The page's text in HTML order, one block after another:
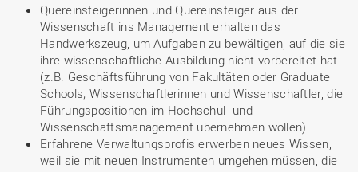
Quereinsteigerinnen und Quereinsteiger aus der
Wissenschaft ins Management erhalten das
Handwerkszeug, um Aufgaben zu bewältigen, auf die sie
ihre wissenschaftliche Ausbildung nicht vorbereitet hat
(z.B. Geschäftsführung von Fakultäten oder Graduate
Schools; Wissenschaftlerinnen und Wissenschaftler, die
Führungspositionen im Hochschul- und
Wissenschaftsmanagement übernehmen wollen)
Erfahrene Verwaltungsprofis erwerben neues Wissen,
weil sie mit neuen Instrumenten umgehen müssen, die